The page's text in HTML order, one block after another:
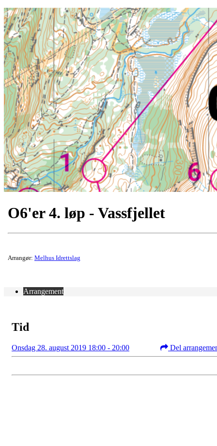
O6'er 4. løp - Vassfjellet
Arrangør: Melhus Idrettslag
Arrangement
Tid
Onsdag 28. august 2019 18:00 - 20:00 Del